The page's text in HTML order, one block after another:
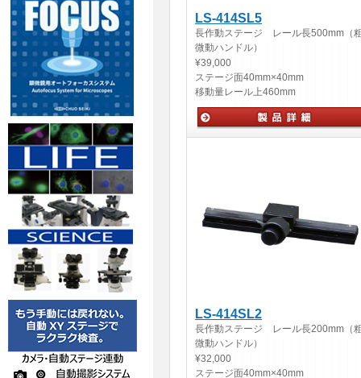
LS-414SL5
長作動ステージ レール長500mm（
微動ハンドル）
¥39,000
ステージ面40mm×40mm
移動量レール上460mm
LS-414SL2
長作動ステージ レール長200mm（
微動ハンドル）
¥32,000
ステージ面40mm×40mm